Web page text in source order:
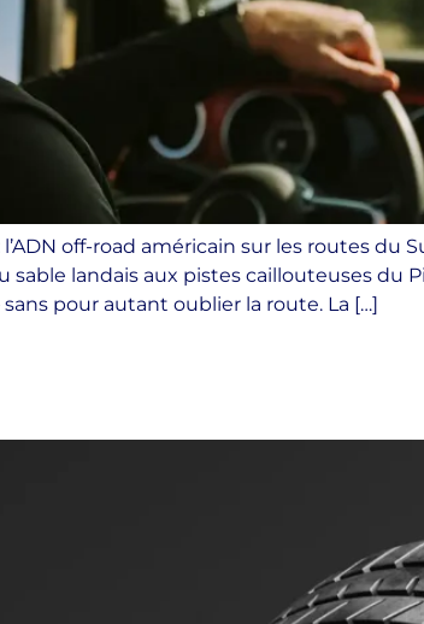
off-road américain sur les routes du
landais aux pistes caillouteuses du
pour autant oublier la route. La […]